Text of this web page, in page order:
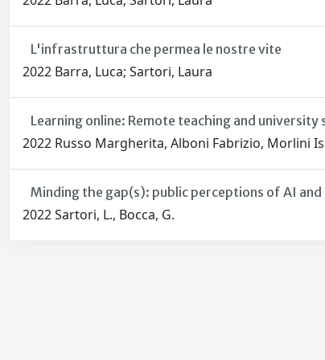
L'infrastruttura che permea le nostre vite
2022 Barra, Luca; Sartori, Laura
Learning online: Remote teaching and university
2022 Russo Margherita, Alboni Fabrizio, Morlini
Minding the gap(s): public perceptions of AI
2022 Sartori, L., Bocca, G.